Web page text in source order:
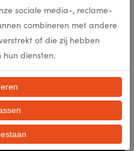
me te kijken? Bekijk het
sociale media-, reclame-
combineren met andere
of die zij hebben
diensten.